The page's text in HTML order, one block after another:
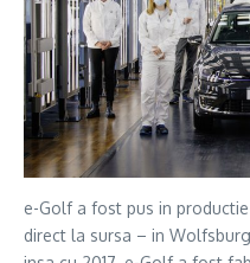
e-Golf a fost pus in
direct la sursa – in